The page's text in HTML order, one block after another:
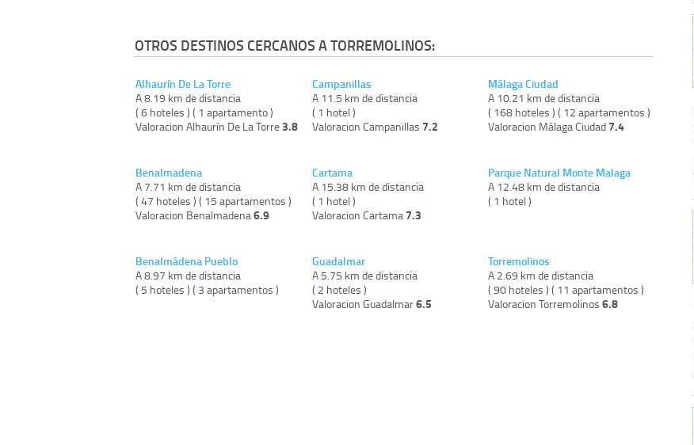
OTROS DESTINOS CERCANOS A TORREMOLINOS:
Alhaurín De La Torre
A 8.19 km de distancia
( 6 hoteles ) ( 1 apartamento )
Valoracion Alhaurín De La Torre3.8
Benalmadena
A 7.71 km de distancia
( 47 hoteles ) ( 15 apartamentos )
Valoracion Benalmadena6.9
Benalmádena Pueblo
A 8.97 km de distancia
( 5 hoteles ) ( 3 apartamentos )
Campanillas
A 11.5 km de distancia
( 1 hotel )
Valoracion Campanillas 7.2
Cartama
A 15.38 km de distancia
( 1 hotel )
Valoracion Cartama 7.3
Guadalmar
A 5.75 km de distancia
( 2 hoteles )
Valoracion Guadalmar6.5
Málaga Ciudad
A 10.21 km de distancia
( 168 hoteles ) ( 12 apartamentos )
Valoracion Málaga Ciudad 7.4
Parque Natural Monte Malaga
A 12.48 km de distancia
( 1 hotel )
Torremolinos
A 2.69 km de distancia
( 90 hoteles ) ( 11 apartamentos )
Valoracion Torremolinos6.8